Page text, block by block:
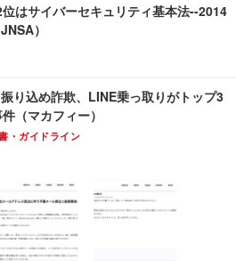
はサイバーセキュリティ基本法--2014
）
り込め詐欺、LINE乗っ取りがトップ3
（マカフィー）
・ガイドライン